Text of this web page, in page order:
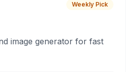
Weekly Pick
image generator for fast